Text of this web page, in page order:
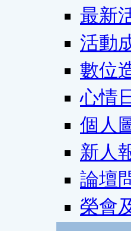
最新
活動
數位
心情
個人
新人
論壇
榮會